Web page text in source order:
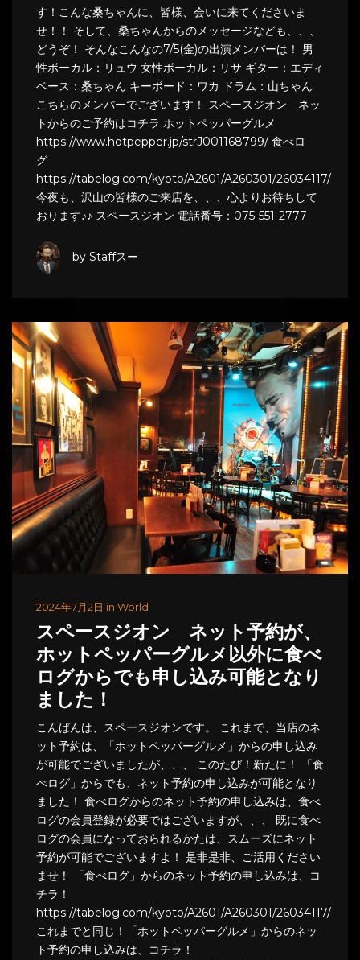
す！こんな桑ちゃんに、皆様、会いに来てくださいま
せ！！ そして、桑ちゃんからのメッセージなども、、、
どうぞ！ そんなこんなの7/5(金)の出演メンバーは！ 男
性ボーカル：リュウ 女性ボーカル：リサ ギター：エディ
ベース：桑ちゃん キーボード：ワカ ドラム：山ちゃん
こちらのメンバーでございます！ スペースジオン ネッ
トからのご予約はコチラ ホットペッパーグルメ
https://www.hotpepper.jp/strJ001168799/ 食べロ
グ
https://tabelog.com/kyoto/A2601/A260301/26034117/
今夜も、沢山の皆様のご来店を、、、心よりお待ちして
おります♪♪ スペースジオン 電話番号：075-551-2777
by Staffスー
2024年7月2日 in World
スペースジオン ネット予約が、
ホットペッパーグルメ以外に食べ
ログからでも申し込み可能となり
ました！
こんばんは、スペースジオンです。 これまで、当店のネ
ット予約は、「ホットペッパーグルメ」からの申し込み
が可能でございましたが、、、 このたび！新たに！ 「食
べログ」からでも、ネット予約の申し込みが可能となり
ました！ 食べログからのネット予約の申し込みは、食べ
ログの会員登録が必要ではございますが、、、 既に食べ
ログの会員になっておられるかたは、スムーズにネット
予約が可能でございますよ！ 是非是非、ご活用ください
ませ！ 「食べログ」からのネット予約の申し込みは、コ
チラ！
https://tabelog.com/kyoto/A2601/A260301/26034117/
これまでと同じ！「ホットペッパーグルメ」からのネッ
ト予約の申し込みは、コチラ！